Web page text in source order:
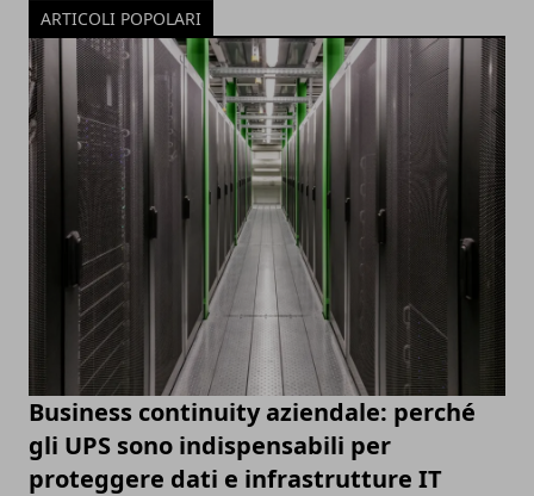
ARTICOLI POPOLARI
Business continuity aziendale: perché
gli UPS sono indispensabili per
proteggere dati e infrastrutture IT